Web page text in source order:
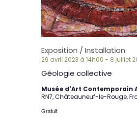
Exposition / Installation
Géologie collective
29 avril 2023 à 14h00 - 8 juillet
Musée d'Art Contemporain
RN7, Châteauneuf-le-Rouge,
Gratuit